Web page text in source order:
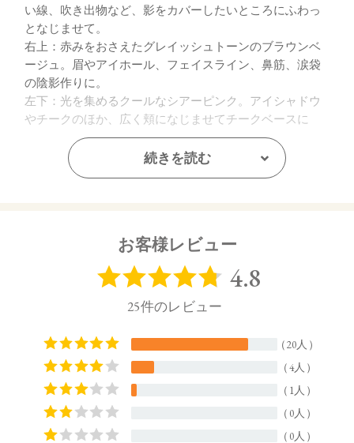
い線、吹き出物など、影をカバーしたいところにふわっ
となじませて。
右上：赤みをおさえたグレイッシュトーンのブラウンベ
ージュ。眉やアイホール、フェイスライン、鼻筋、涙袋
の陰影作りに。
左下：光を集めるクールなシアーピンク。アイシャドウ
やチークのほか、広く頬になじませてチークベースに
右下：ブルーとピンクのパールが瞬くアイシーブルー。
肌への密着感にこだわったむにむに質感です。ハイライ
EX02 kasanari：可愛くて凛とした、多幸感あふれる表情へ
左上：ほのかな赤みを含んだニュートラルなココアベー
ジュ。眉やフェイスライン、鼻筋の陰影作りに。
右上：ピンクの微細なパールをたっぷりとブレンドした
ピーチカラー。肌への密着感にこだわったむにむに質感
です。ハイライトのほか、広範囲になじませてチークベ
ースに。
左下：ピュアな印象のクリアピンク。シアーなパールが
透明感を引き出します。右下のピンクとブレンドして、
その日の気分を演出して。
続きを読む
お客様レビュー